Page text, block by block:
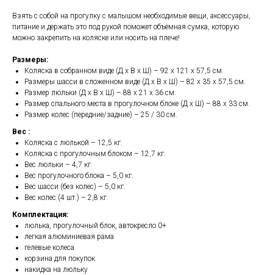
Взять с собой на прогулку с малышом необходимые вещи, аксессуары,
питание и держать это под рукой поможет объёмная сумка, которую
можно закрепить на коляске или носить на плече!
Размеры:
Коляска в собранном виде (Д х В х Ш) – 92 х 121 х 57,5 см.
Размеры шасси в сложенном виде (Д х В х Ш) – 82 х 35 х 57,5 см.
Размер люльки (Д х В х Ш) – 88 х 21 х 36 см.
Размер спального места в прогулочном блоке (Д х Ш) – 88 х 33 см.
Размер колес (передние/задние) – 25 / 30 см.
Вес :
Коляска с люлькой – 12,5 кг.
Коляска с прогулочным блоком – 12,7 кг.
Вес люльки – 4,7 кг.
Вес прогулочного блока – 5,0 кг.
Вес шасси (без колес) – 5,0 кг.
Вес колес (4 шт.) – 2,8 кг.
Комплектация:
люлька, прогулочный блок, автокресло 0+
легкая алюминиевая рама
гелевые колеса
корзина для покупок
накидка на люльку